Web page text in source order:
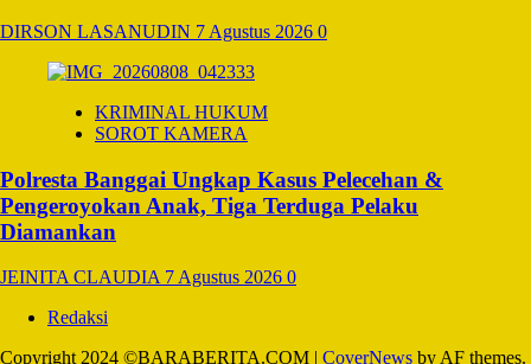
DIRSON LASANUDIN 7 Agustus 2026 0
KRIMINAL HUKUM
SOROT KAMERA
Polresta Banggai Ungkap Kasus Pelecehan &
Pengeroyokan Anak, Tiga Terduga Pelaku
Diamankan
JEINITA CLAUDIA 7 Agustus 2026 0
Redaksi
Copyright 2024 ©BARABERITA.COM | CoverNews by AF themes.